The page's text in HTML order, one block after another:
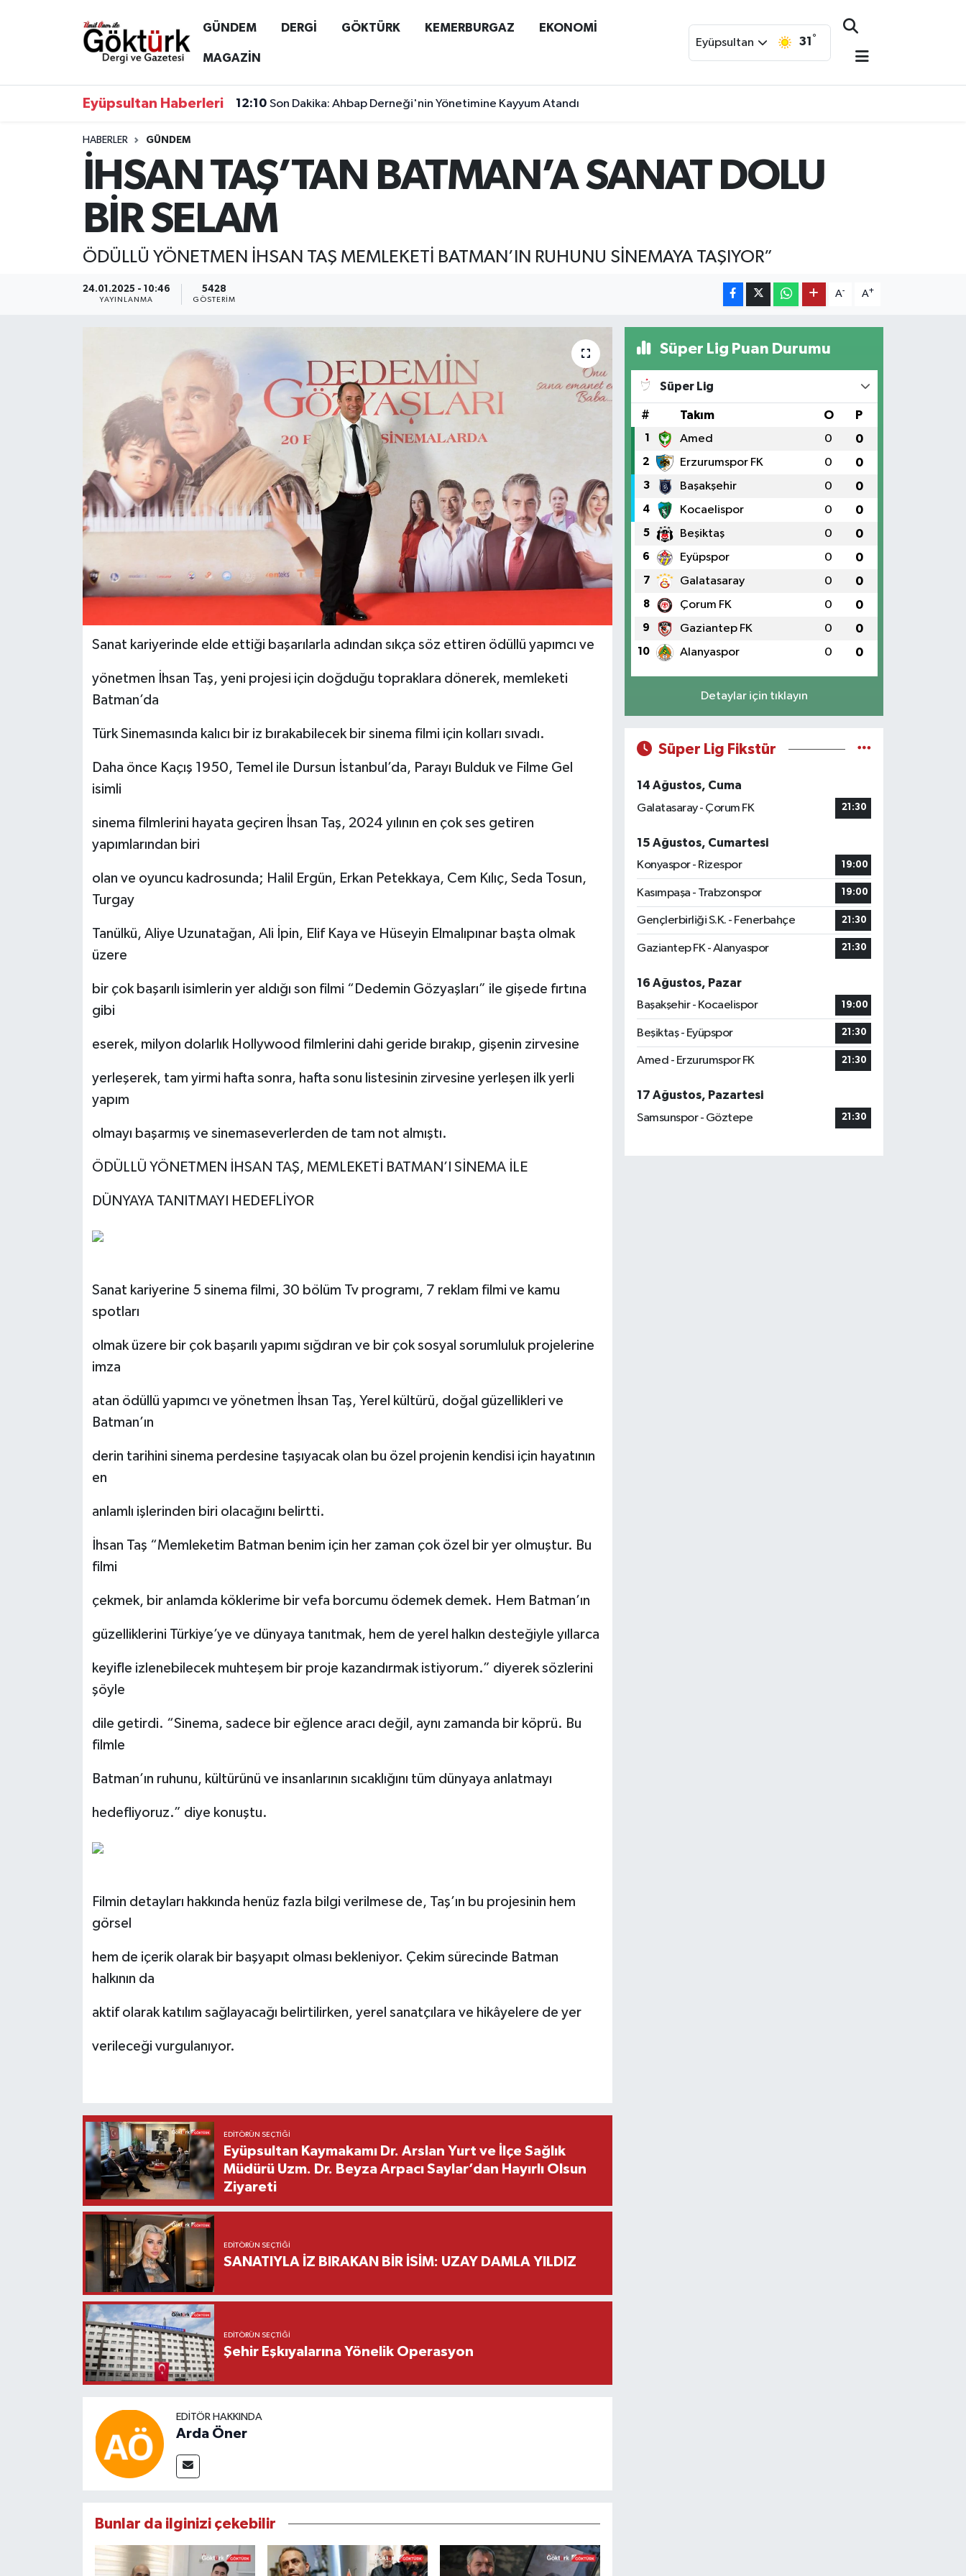
GÜNDEM DERGİ GÖKTÜRK KEMERBURGAZ EKONOMİ
MAGAZİN
Eyüpsultan 31 °
Eyüpsultan Haberleri 12:10 Son Dakika: Ahbap Derneği'nin Yönetimine Kayyum Atandı
HABERLER GÜNDEM
İHSAN TAŞ’TAN BATMAN’A SANAT DOLU
BİR SELAM
ÖDÜLLÜ YÖNETMEN İHSAN TAŞ MEMLEKETİ BATMAN’IN RUHUNU SİNEMAYA TAŞIYOR”
24.01.2025 - 10:46
YAYINLANMA
5428
GÖSTERIM
A- A+
Sanat kariyerinde elde ettiği başarılarla adından sıkça söz ettiren ödüllü yapımcı ve
yönetmen İhsan Taş, yeni projesi için doğduğu topraklara dönerek, memleketi
Batman’da
Türk Sinemasında kalıcı bir iz bırakabilecek bir sinema filmi için kolları sıvadı.
Daha önce Kaçış 1950, Temel ile Dursun İstanbul’da, Parayı Bulduk ve Filme Gel
isimli
sinema filmlerini hayata geçiren İhsan Taş, 2024 yılının en çok ses getiren
yapımlarından biri
olan ve oyuncu kadrosunda; Halil Ergün, Erkan Petekkaya, Cem Kılıç, Seda Tosun,
Turgay
Tanülkü, Aliye Uzunatağan, Ali İpin, Elif Kaya ve Hüseyin Elmalıpınar başta olmak
üzere
bir çok başarılı isimlerin yer aldığı son filmi “Dedemin Gözyaşları” ile gişede fırtına
gibi
eserek, milyon dolarlık Hollywood filmlerini dahi geride bırakıp, gişenin zirvesine
yerleşerek, tam yirmi hafta sonra, hafta sonu listesinin zirvesine yerleşen ilk yerli
yapım
olmayı başarmış ve sinemaseverlerden de tam not almıştı.
ÖDÜLLÜ YÖNETMEN İHSAN TAŞ, MEMLEKETİ BATMAN’I SİNEMA İLE
DÜNYAYA TANITMAYI HEDEFLİYOR
Sanat kariyerine 5 sinema filmi, 30 bölüm Tv programı, 7 reklam filmi ve kamu
spotları
olmak üzere bir çok başarılı yapımı sığdıran ve bir çok sosyal sorumluluk projelerine
imza
atan ödüllü yapımcı ve yönetmen İhsan Taş, Yerel kültürü, doğal güzellikleri ve
Batman’ın
derin tarihini sinema perdesine taşıyacak olan bu özel projenin kendisi için hayatının
en
anlamlı işlerinden biri olacağını belirtti.
İhsan Taş “Memleketim Batman benim için her zaman çok özel bir yer olmuştur. Bu
filmi
çekmek, bir anlamda köklerime bir vefa borcumu ödemek demek. Hem Batman’ın
güzelliklerini Türkiye’ye ve dünyaya tanıtmak, hem de yerel halkın desteğiyle yıllarca
keyifle izlenebilecek muhteşem bir proje kazandırmak istiyorum.” diyerek sözlerini
şöyle
dile getirdi. “Sinema, sadece bir eğlence aracı değil, aynı zamanda bir köprü. Bu
filmle
Batman’ın ruhunu, kültürünü ve insanlarının sıcaklığını tüm dünyaya anlatmayı
hedefliyoruz.” diye konuştu.
Filmin detayları hakkında henüz fazla bilgi verilmese de, Taş’ın bu projesinin hem
görsel
hem de içerik olarak bir başyapıt olması bekleniyor. Çekim sürecinde Batman
halkının da
aktif olarak katılım sağlayacağı belirtilirken, yerel sanatçılara ve hikâyelere de yer
verileceği vurgulanıyor.
EDITÖRÜN SEÇTIĞI
Eyüpsultan Kaymakamı Dr. Arslan Yurt ve İlçe Sağlık
Müdürü Uzm. Dr. Beyza Arpacı Saylar’dan Hayırlı Olsun
Ziyareti
EDITÖRÜN SEÇTIĞI
SANATIYLA İZ BIRAKAN BİR İSİM: UZAY DAMLA YILDIZ
EDITÖRÜN SEÇTIĞI
Şehir Eşkıyalarına Yönelik Operasyon
EDITÖR HAKKINDA
Arda Öner
Bunlar da ilginizi çekebilir
Süper Lig Puan Durumu
Süper Lig
# Takım O P
1 Amed 0 0
2 Erzurumspor FK 0 0
3 Başakşehir 0 0
4 Kocaelispor 0 0
5 Beşiktaş 0 0
6 Eyüpspor 0 0
7 Galatasaray 0 0
8 Çorum FK 0 0
9 Gaziantep FK 0 0
10 Alanyaspor 0 0
Detaylar için tıklayın
Süper Lig Fikstür
14 Ağustos, Cuma
Galatasaray - Çorum FK
21:30
15 Ağustos, Cumartesi
Konyaspor - Rizespor
19:00
Kasımpaşa - Trabzonspor 19:00
Gençlerbirliği S.K. - Fenerbahçe 21:30
Gaziantep FK - Alanyaspor 21:30
16 Ağustos, Pazar
Başakşehir - Kocaelispor
19:00
Beşiktaş - Eyüpspor 21:30
Amed - Erzurumspor FK 21:30
17 Ağustos, Pazartesi
Samsunspor - Göztepe
21:30
Anne Çocuk
ÖZEL HABER
SAĞLIK
TEKNOLOJİ
Eyüpsultan Hava Durumu
Son Dakika Haberleri